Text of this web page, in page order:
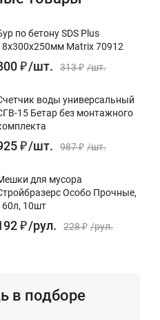
по бетону SDS Plus
Matrix 70912
₽/шт. 313₽ /шт.
воды универсальный
15 Бетар без монтажного
₽/шт. 987₽ /шт.
для мусора
Особо Прочные,
10шт
₽/рул. 228₽ /рул.
в подборе